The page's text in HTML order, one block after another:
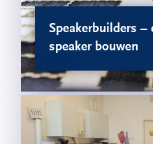
Speakerbuilders –
speaker bouwen